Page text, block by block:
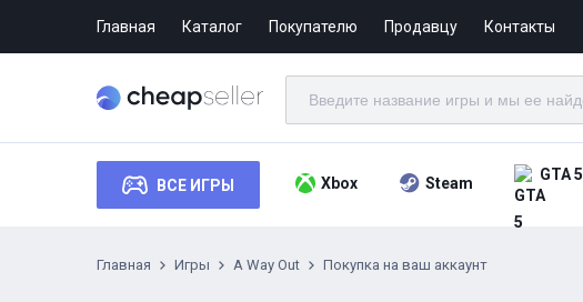
Главная Каталог Покупателю Продавцу Контакты
ВСЕ ИГРЫ Xbox Steam GTA 5
Главная Игры A Way Out Покупка на ваш аккаунт